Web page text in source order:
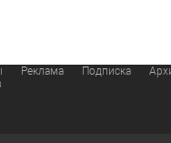
Реклама Подписка